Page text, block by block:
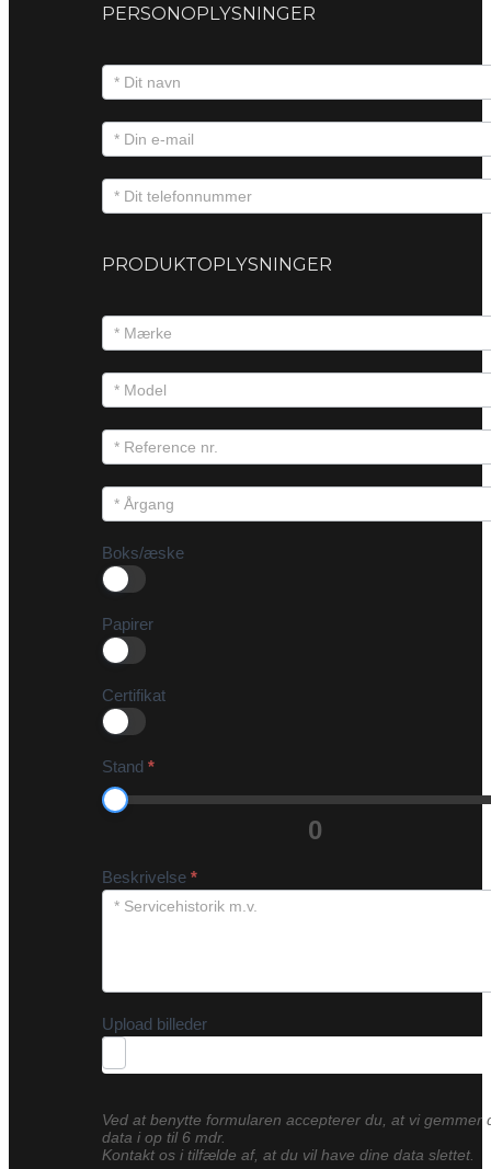
PERSONOPLYSNINGER
PRODUKTOPLYSNINGER
Boks/æske
Papirer
Certifikat
Stand *
0
Beskrivelse *
Upload billeder
Ved at benytte formularen accepterer du, at vi gemmer
data i op til 6 mdr.
Kontakt os i tilfælde af, at du vil have dine data slettet.